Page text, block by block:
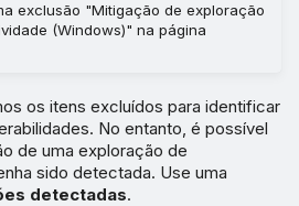
exclusão "Mitigação de exploração
(Windows)" na página
os itens excluídos para identificar
No entanto, é possível
de uma exploração de
sido detectada. Use uma
detectadas.